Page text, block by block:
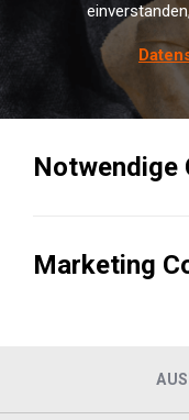
„Wir
Notwendige
Marketing